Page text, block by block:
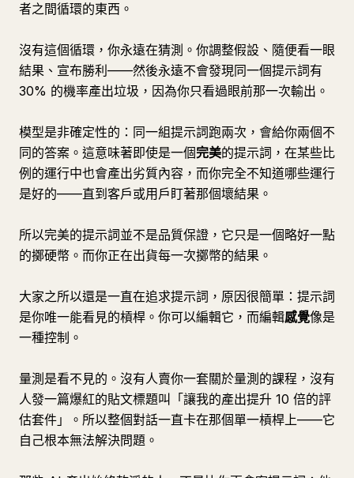
者之間循環的東西。
沒有這個循環，你永遠在猜測。你調整假設、隨便看一眼
結果、宣布勝利——然後永遠不會發現同一個提示詞有
30% 的機率產出垃圾，因為你只看過眼前那一次輸出。
模型是非確定性的：同一組提示詞跑兩次，會給你兩個不
同的答案。這意味著即使是一個完美的提示詞，在某些比
例的運行中也會產出劣質內容，而你完全不知道哪些運行
是好的——直到客戶或用戶盯著那個壞結果。
所以完美的提示詞並不是品質保證，它只是一個略好一點
的擲硬幣。而你正在出貨每一次擲幣的結果。
大家之所以還是一直在追求提示詞，原因很簡單：提示詞
是你唯一能看見的槓桿。你可以編輯它，而編輯感覺像是
一種控制。
量測是看不見的。沒有人賣你一套關於量測的課程，沒有
人發一篇爆紅的貼文標題叫「讓我的產出提升 10 倍的評
估套件」。所以整個對話一直卡在那個單一槓桿上——它
自己根本無法解決問題。